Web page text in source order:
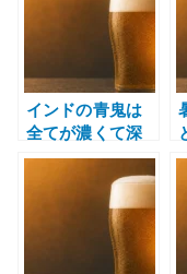
r
インドの青鬼は
全てが濃くて深
い – 苦味と香り
を楽しむ IPA